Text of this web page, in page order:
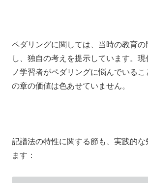
ペダリングに関しては、当時の教育
し、独自の考えを提示しています。
ノ学習者がペダリングに悩んでいるこ
の章の価値は色あせていません。
記譜法の特性に関する節も、実践的な
ます：